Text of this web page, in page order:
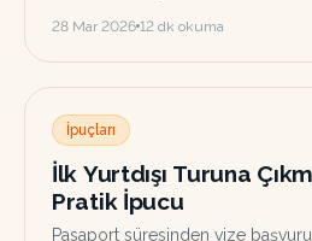
28 Mar 2026 12 dk okuma
İpuçları
İlk Yurtdışı Turuna
Pratik İpucu
Pasaport süresinden vize